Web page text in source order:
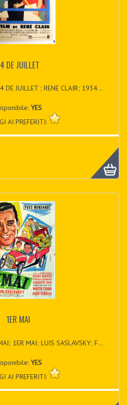
DE JUILLET
DE JUILLET ; RENE CLAIR; 1934...
YES
AI PREFERITI:
1ER MAI
1ER MAI; LUIS SASLAVSKY; F...
YES
AI PREFERITI: